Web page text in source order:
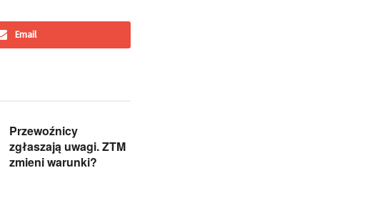
Email
Przewoźnicy
zgłaszają uwagi. ZTM
zmieni warunki?